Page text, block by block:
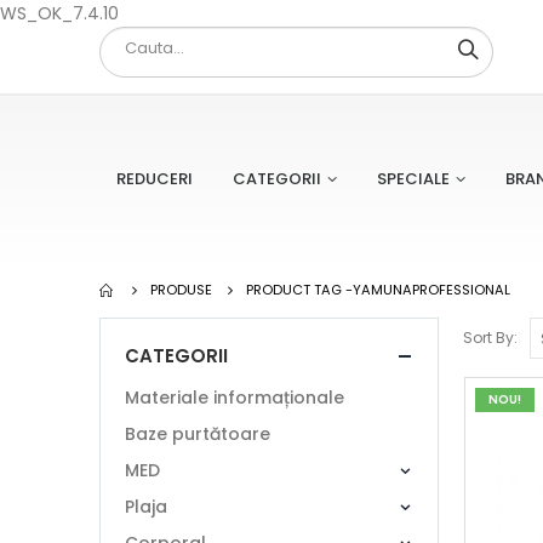
WS_OK_7.4.10
REDUCERI CATEGORII SPECIALE
PRODUSE PRODUCT TAG -YAMUNAPROFESSIONAL
Sort By:
NOU!
CATEGORII
Materiale informaționale
Baze purtătoare
MED
Plaja